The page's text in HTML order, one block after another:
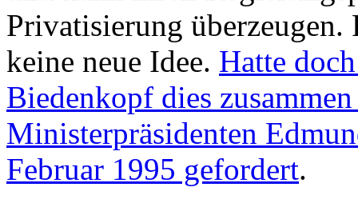
Privatisierung überzeugen.
keine neue Idee. Hatte
Biedenkopf dies
Ministerpräsidenten
Februar 1995 gefordert.